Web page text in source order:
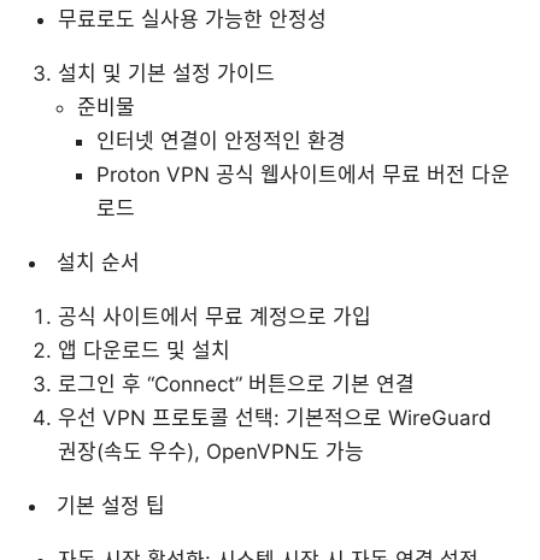
무료로도 실사용 가능한 안정성
설치 및 기본 설정 가이드
준비물
인터넷 연결이 안정적인 환경
Proton VPN 공식 웹사이트에서 무료 버전 다운
로드
설치 순서
공식 사이트에서 무료 계정으로 가입
앱 다운로드 및 설치
로그인 후 “Connect” 버튼으로 기본 연결
우선 VPN 프로토콜 선택: 기본적으로 WireGuard
권장(속도 우수), OpenVPN도 가능
기본 설정 팁